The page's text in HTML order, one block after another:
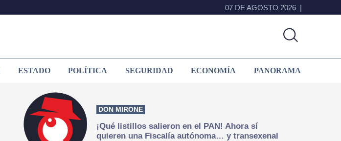
07 DE AGOSTO 2026
ESTADO POLÍTICA SEGURIDAD ECONOMÍA PANORAMA
DON MIRONE
¡Qué listillos salieron en el PAN! Ahora sí
quieren una Fiscalía autónoma… y transexenal